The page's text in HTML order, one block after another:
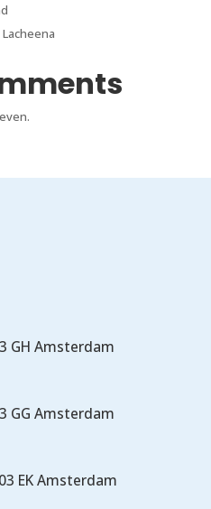
GH Amsterdam
GG Amsterdam
EK Amsterdam